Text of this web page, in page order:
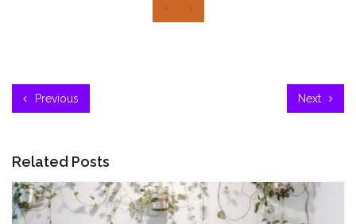
‹ ›
Previous Next
Related Posts